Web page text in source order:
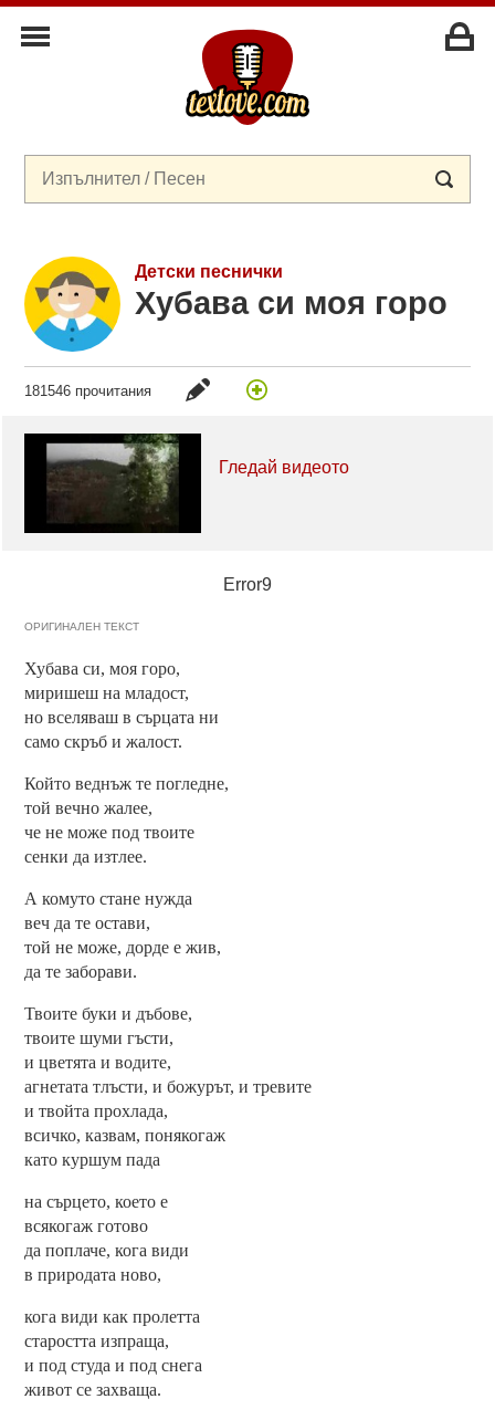
Детски песнички
Хубава си моя горо
181546 прочитания
Гледай видеото
Error9
ОРИГИНАЛЕН ТЕКСТ
Хубава си, моя горо,
миришеш на младост,
но вселяваш в сърцата ни
само скръб и жалост.
Който веднъж те погледне,
той вечно жалее,
че не може под твоите
сенки да изтлее.
А комуто стане нужда
веч да те остави,
той не може, дорде е жив,
да те заборави.
Твоите буки и дъбове,
твоите шуми гъсти,
и цветята и водите,
агнетата тлъсти, и божурът, и тревите
и твойта прохлада,
всичко, казвам, понякогаж
като куршум пада
на сърцето, което е
всякогаж готово
да поплаче, кога види
в природата ново,
кога види как пролетта
старостта изпраща,
и под студа и под снега
живот се захваща.